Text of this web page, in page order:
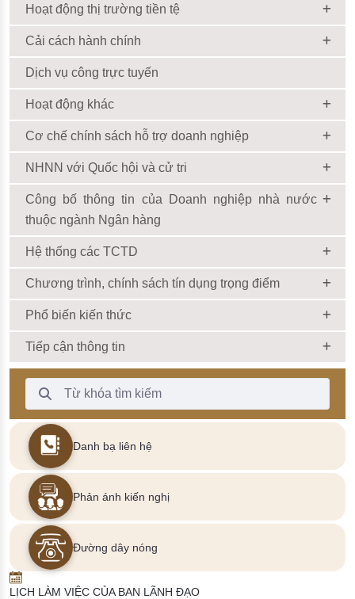
Hoạt động thị trường tiền tệ
Cải cách hành chính
Dịch vụ công trực tuyến
Hoạt động khác
Cơ chế chính sách hỗ trợ doanh nghiệp
NHNN với Quốc hội và cử tri
Công bố thông tin của Doanh nghiệp nhà nước
thuộc ngành Ngân hàng
Hệ thống các TCTD
Chương trình, chính sách tín dụng trọng điểm
Phổ biến kiến thức
Tiếp cận thông tin
Thanh Tìm kiếm
Danh bạ liên hệ
Phản ánh kiến nghị
Đường dây nóng
LỊCH LÀM VIỆC CỦA BAN LÃNH ĐẠO